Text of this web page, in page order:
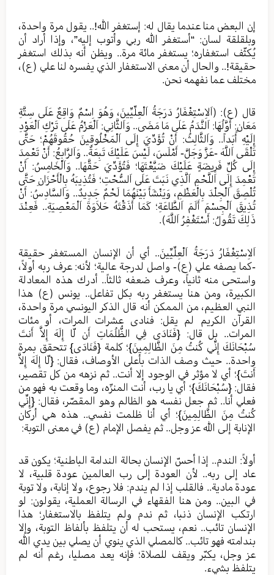
إن البعض منا عندما يقال له: إستغفر الله!.. يقول مرة واحدة،
وبلقلقة لسان: “أستغفر الله ربي وأتوب إليه”، وإذا أراد أن
يُكثّف استغفاره؛ يستغفر مائة مرة.. ويظن أنه بذلك استغفر
حقيقة!.. والحال أن معنى الاستغفار الذي يفسره لنا علي (ع)،
مختلف عما نفهمه نحن.
قال (ع): (اَلاِسْتِغْفَارُ دَرَجَةُ اَلْعِلِّيِّينَ، وَهُوَ اِسْمٌ وَاقِعٌ عَلَى سِتَّةِ
مَعَانٍ: أَوَّلُهَا: اَلنَّدَمُ عَلَى مَا مَضَى.. وَاَلثَّانِي: اَلْعَزْمُ عَلَى تَرْكِ اَلْعَوْدِ
إِلَيْهِ أَبَداً.. وَاَلثَّالِثُ: أَنْ تُؤَدِّيَ إِلَى اَلْمَخْلُوقِينَ حُقُوقَهُمْ؛ حَتَّى
تَلْقَى اَللَّهَ -عَزَّ وَجَلَّ- أَمْلَسَ، لَيْسَ عَلَيْكَ تَبِعَةٌ.. وَاَلرَّابِعُ: أَنْ تَعْمِدَ
إِلَى كُلِّ فَرِيضَةٍ عَلَيْكَ ضَيَّعْتَهَا؛ فَتُؤَدِّيَ حَقَّهَا.. وَاَلْخَامِسُ: أَنْ
تَعْمِدَ إِلَى اَللَّحْمِ اَلَّذِي نَبَتَ عَلَى اَلسُّحْتِ؛ فَتُذِيبَهُ بِالْأَحْزَانِ حَتَّى
تُلْصِقَ اَلْجِلْدَ بِالْعَظْمِ، وَيَنْشَأَ بَيْنَهُمَا لَحْمٌ جَدِيدٌ.. وَاَلسَّادِسُ: أَنْ
تُذِيقَ اَلْجِسْمَ أَلَمَ اَلطَّاعَةِ؛ كَمَا أَذَقْتَهُ حَلاَوَةَ اَلْمَعْصِيَةِ.. فَعِنْدَ
ذَلِكَ تَقُولُ: أَسْتَغْفِرُ اَللَّهَ).
اَلاِسْتِغْفَارُ دَرَجَةُ اَلْعِلِّيِّينَ.. أي أن الإنسان المستغفر حقيقة
-كما يصفه علي (ع)- واصل لدرجة عالية؛ لأنه: عرف ربه أولاً،
واستحى منه ثانياً، وعرف ضعفه ثالثاً.. أدرك هذه المعادلة
الكبيرة، ومن هنا يستغفر ربه بكل تفاعل.. يونس (ع) هذا
النبي العظيم، من الممكن أنه قال الذكر اليونسي مرة واحدة،
القرآن الكريم لم يقل: فنادى عشرات المرات، أو مئات
المرات.. بل قال: {فَنَادَى فِي الظُّلُمَاتِ أَن لّا إِلَهَ إِلاَّ أَنتَ
سُبْحَانَكَ إِنِّي كُنتُ مِنَ الظَّالِمِينَ}؛ كلمة {فَنَادَى} تتحقق بمرة
واحدة.. حيث وصف الذات بأعلى الأوصاف، فقال: {لّا إِلَهَ إِلاَّ
أَنتَ}؛ أي لا مؤثر في الوجود إلا أنت.. ثم نزهه من كل تقصير،
فقال: {سُبْحَانَكَ}؛ أي يا رب، أنت المنزّه، وما وقعت به فهو من
فعلي أنا.. ثم جعل نفسه هو الظالم وهو المقصّر، فقال: {إِنِّي
كُنتُ مِنَ الظَّالِمِينَ}؛ أي أنا ظلمت نفسي.. هذه هي أركان
الإنابة إلى الله عز وجل.. ثم يفصل الإمام (ع) في معنى التوبة:
أولاً: الندم.. إذا أحسّ الإنسان بحالة الندامة الباطنية؛ يكون قد
عاد إلى ربه.. لأن العودة إلى رب العالمين عودة قلبية، لا
عودة مادية.. فالقلب إذا لم يندم: فلا رجوع، ولا إنابة، ولا توبة
في البين.. ومن هنا الفقهاء في الرسالة العملية، يقولون: لو
ارتكب الإنسان ذنبا، ثم ندم ولم يتلفظ بالاستغفار؛ هذا
الإنسان تائب.. نعم، يستحب له أن يتلفظ بألفاظ التوبة، وإلا
بندامته فهو تائب.. كالمصلي الذي ينوي أن يصلي بين يدي الله
عز وجل، يكبّر ويقف للصلاة؛ فإنه يعد مصليا، رغم أنه لم
يتلفظ بشيء.